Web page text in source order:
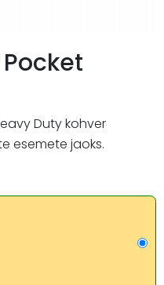
Duty kohver
esemete jaoks.